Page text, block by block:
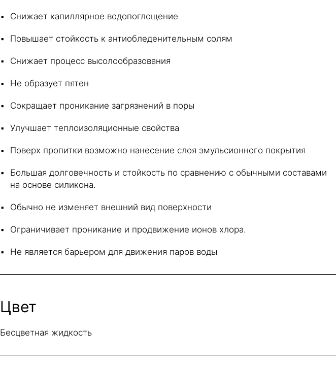
Снижает капиллярное водопоглощение
Повышает стойкость к антиобледенительным солям
Снижает процесс высолообразования
Не образует пятен
Сокращает проникание загрязнений в поры
Улучшает теплоизоляционные свойства
Поверх пропитки возможно нанесение слоя эмульсионного покрытия
Большая долговечность и стойкость по сравнению с обычными составами
на основе силикона.
Обычно не изменяет внешний вид поверхности
Ограничивает проникание и продвижение ионов хлора.
Не является барьером для движения паров воды
Цвет
Бесцветная жидкость